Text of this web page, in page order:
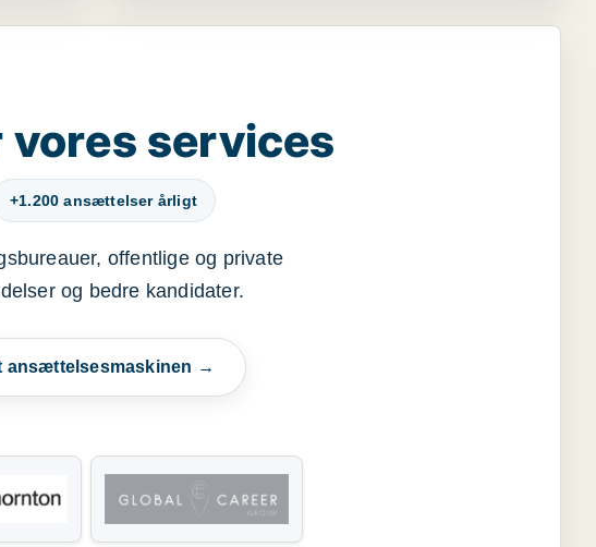
services
+1.200 ansættelser årligt
offentlige og private
og bedre kandidater.
ansættelsesmaskinen →